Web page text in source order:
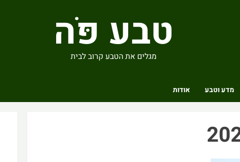
טבע פֹּה
מגלים את הטבע קרוב לבית
מדע וטבע אודות